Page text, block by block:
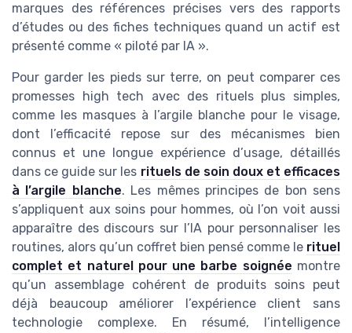
marques des références précises vers des rapports
d’études ou des fiches techniques quand un actif est
présenté comme « piloté par IA ».
Pour garder les pieds sur terre, on peut comparer ces
promesses high tech avec des rituels plus simples,
comme les masques à l’argile blanche pour le visage,
dont l’efficacité repose sur des mécanismes bien
connus et une longue expérience d’usage, détaillés
dans ce guide sur les rituels de soin doux et efficaces
à l’argile blanche. Les mêmes principes de bon sens
s’appliquent aux soins pour hommes, où l’on voit aussi
apparaître des discours sur l’IA pour personnaliser les
routines, alors qu’un coffret bien pensé comme le rituel
complet et naturel pour une barbe soignée montre
qu’un assemblage cohérent de produits soins peut
déjà beaucoup améliorer l’expérience client sans
technologie complexe. En résumé, l’intelligence